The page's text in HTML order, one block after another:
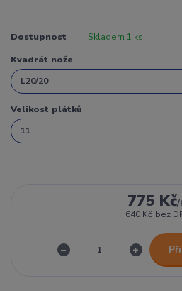
Dostupnost Skladem 1 ks
Kvadrát nože
Velikost plátků
775 Kč/
640 Kč bez